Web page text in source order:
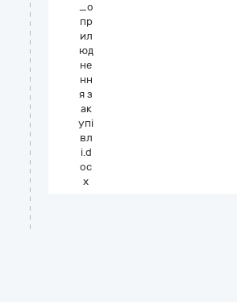
_о
пр
ил
юд
не
нн
я з
ак
упі
вл
і.d
oc
x